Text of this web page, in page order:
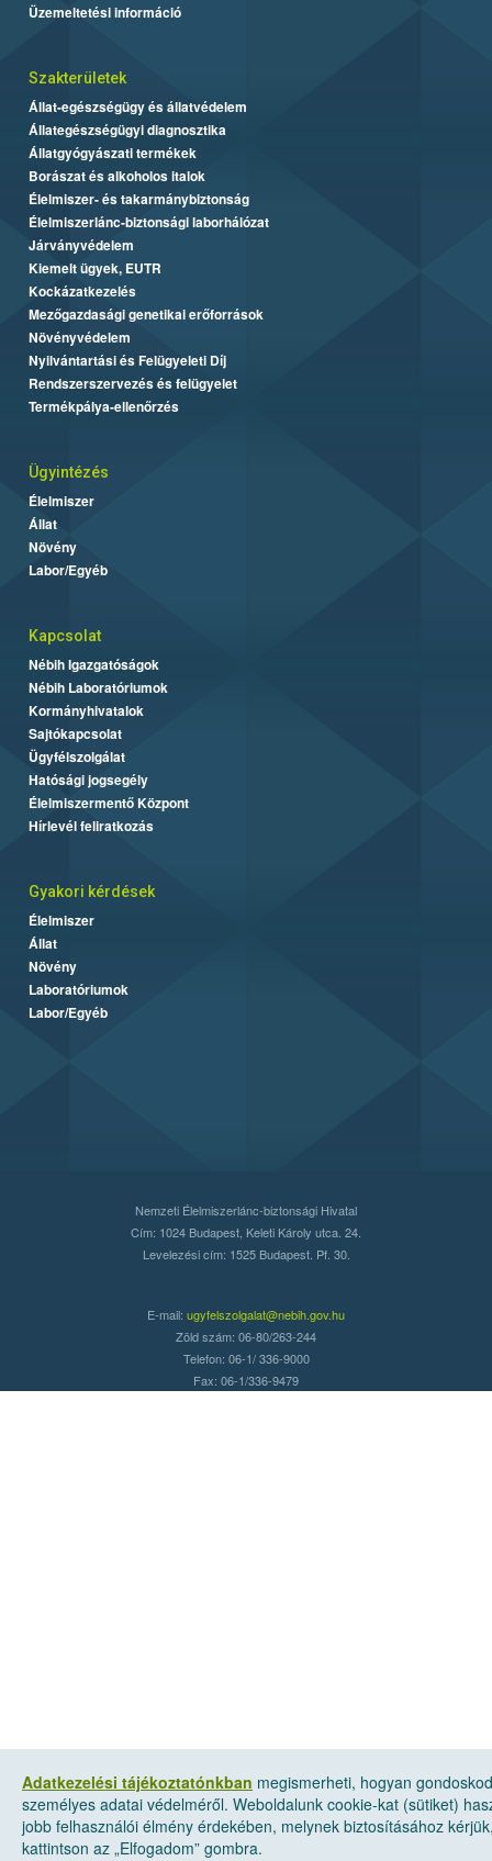
Adatkezelési tájékoztatónkban megismerheti, hogyan
személyes adatai védelméről. Weboldalunk cookie-kat (sütiket)
jobb felhasználói élmény érdekében, melynek biztosításához
kattintson az „Elfogadom” gombra.
Üzemeltetési információ
Szakterületek
Állat-egészségügy és állatvédelem
Állategészségügyi diagnosztika
Állatgyógyászati termékek
Borászat és alkoholos italok
Élelmiszer- és takarmánybiztonság
Élelmiszerlánc-biztonsági laborhálózat
Járványvédelem
Kiemelt ügyek, EUTR
Kockázatkezelés
Mezőgazdasági genetikai erőforrások
Növényvédelem
Nyilvántartási és Felügyeleti Díj
Rendszerszervezés és felügyelet
Termékpálya-ellenőrzés
Ügyintézés
Élelmiszer
Állat
Növény
Labor/Egyéb
Kapcsolat
Nébih Igazgatóságok
Nébih Laboratóriumok
Kormányhivatalok
Sajtókapcsolat
Ügyfélszolgálat
Hatósági jogsegély
Élelmiszermentő Központ
Hírlevél feliratkozás
Gyakori kérdések
Élelmiszer
Állat
Növény
Laboratóriumok
Labor/Egyéb
Nemzeti Élelmiszerlánc-biztonsági Hivatal
Cím: 1024 Budapest, Keleti Károly utca. 24.
Levelezési cím: 1525 Budapest. Pf. 30.
E-mail: ugyfelszolgalat@nebih.gov.hu
Zöld szám: 06-80/263-244
Telefon: 06-1/ 336-9000
Fax: 06-1/336-9479